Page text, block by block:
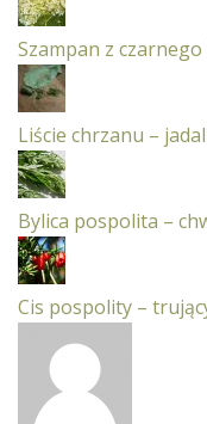
Szampan z
Liście chrzanu –
Bylica pospolita –
Cis pospolity –